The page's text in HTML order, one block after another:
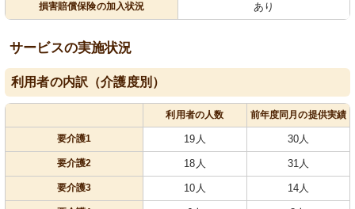
損害賠償保険の加入状況 あり
サービスの実施状況
利用者の内訳（介護度別）
利用者の人数 前年度同月の提供実績
要介護1 19人 30人
要介護2 18人 31人
要介護3 10人 14人